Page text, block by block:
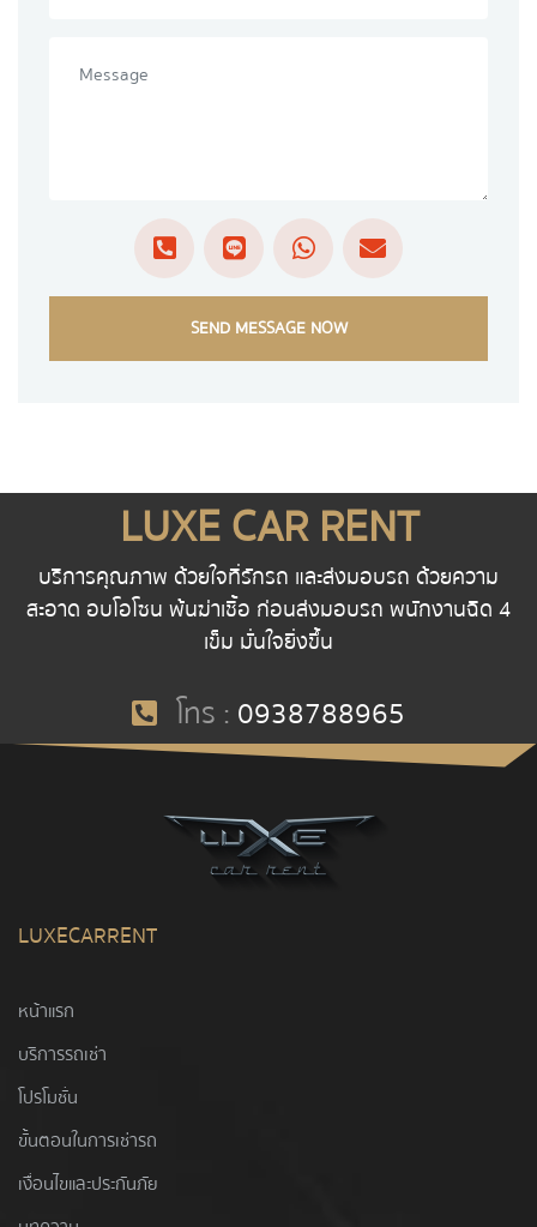
SEND MESSAGE NOW
LUXE CAR RENT
บริการคุณภาพ ด้วยใจที่รักรถ และส่งมอบรถ ด้วยความ
สะอาด อบโอโซน พ้นฆ่าเชื้อ ก่อนส่งมอบรถ พนักงานฉีด 4
เข็ม มั่นใจยิ่งขึ้น
โทร : 0938788965
LUXECARRENT
หน้าแรก
บริการรถเช่า
โปรโมชั่น
ขั้นตอนในการเช่ารถ
เงื่อนไขและประกันภัย